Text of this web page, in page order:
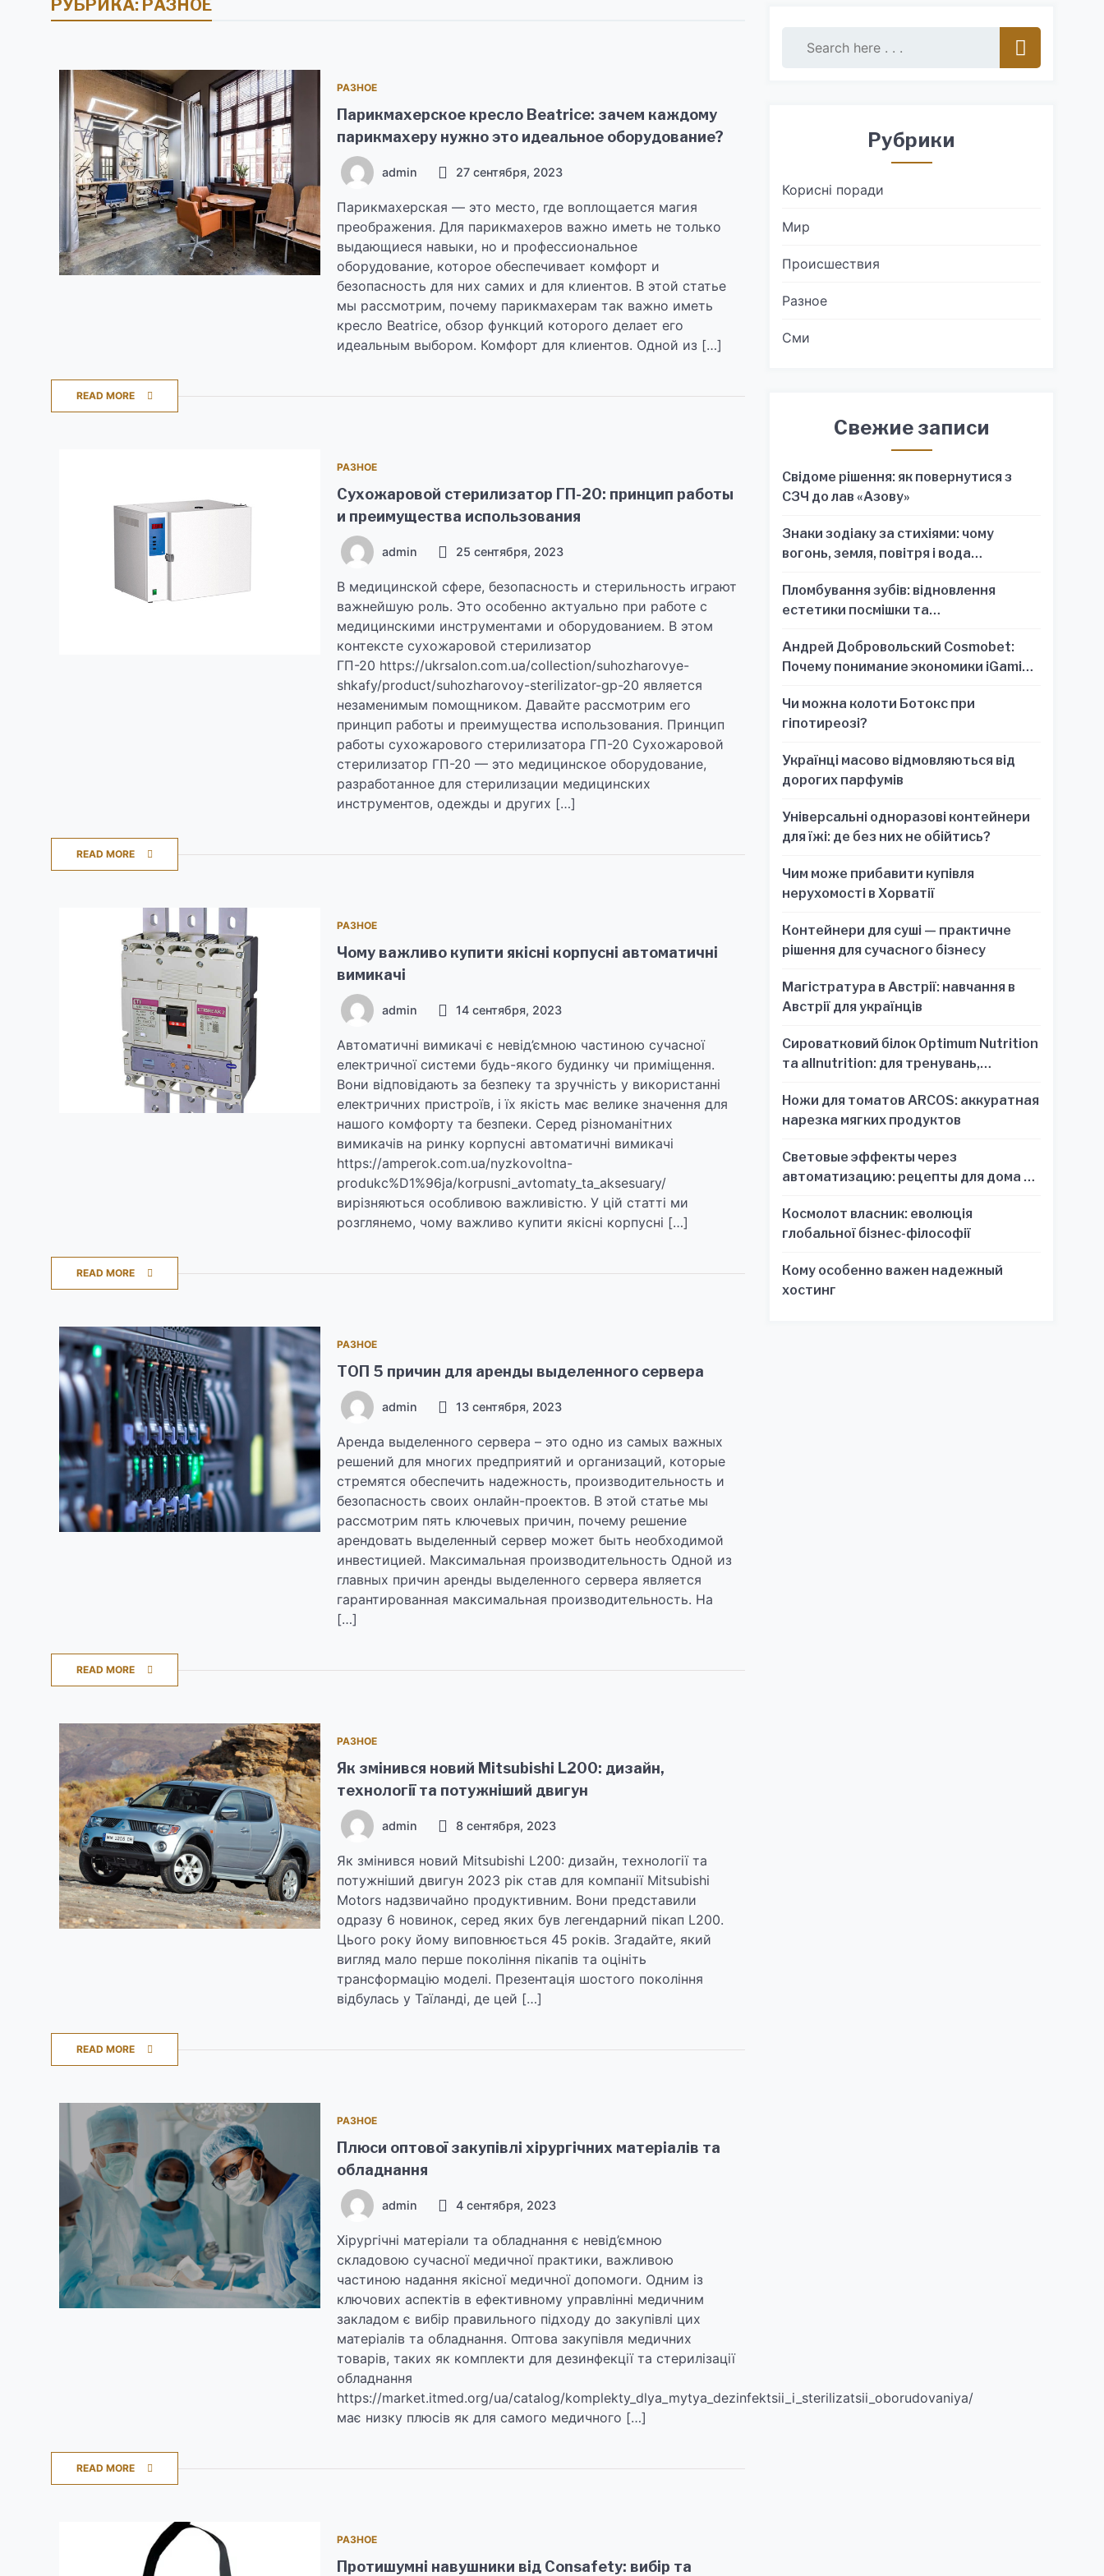
РУБРИКА: РАЗНОЕ
РАЗНОЕ
Парикмахерское кресло Beatrice: зачем каждому
парикмахеру нужно это идеальное оборудование?
admin 27 сентября, 2023
Парикмахерская — это место, где воплощается магия
преображения. Для парикмахеров важно иметь не только
выдающиеся навыки, но и профессиональное
оборудование, которое обеспечивает комфорт и
безопасность для них самих и для клиентов. В этой статье
мы рассмотрим, почему парикмахерам так важно иметь
кресло Beatrice, обзор функций которого делает его
идеальным выбором. Комфорт для клиентов. Одной из […]
READ MORE
РАЗНОЕ
Сухожаровой стерилизатор ГП-20: принцип работы
и преимущества использования
admin 25 сентября, 2023
В медицинской сфере, безопасность и стерильность играют
важнейшую роль. Это особенно актуально при работе с
медицинскими инструментами и оборудованием. В этом
контексте сухожаровой стерилизатор
ГП-20 https://ukrsalon.com.ua/collection/suhozharovye-
shkafy/product/suhozharovoy-sterilizator-gp-20 является
незаменимым помощником. Давайте рассмотрим его
принцип работы и преимущества использования. Принцип
работы сухожарового стерилизатора ГП-20 Сухожаровой
стерилизатор ГП-20 — это медицинское оборудование,
разработанное для стерилизации медицинских
инструментов, одежды и других […]
READ MORE
РАЗНОЕ
Чому важливо купити якісні корпусні автоматичні
вимикачі
admin 14 сентября, 2023
Автоматичні вимикачі є невід’ємною частиною сучасної
електричної системи будь-якого будинку чи приміщення.
Вони відповідають за безпеку та зручність у використанні
електричних пристроїв, і їх якість має велике значення для
нашого комфорту та безпеки. Серед різноманітних
вимикачів на ринку корпусні автоматичні вимикачі
https://amperok.com.ua/nyzkovoltna-
produkc%D1%96ja/korpusni_avtomaty_ta_aksesuary/
вирізняються особливою важливістю. У цій статті ми
розглянемо, чому важливо купити якісні корпусні […]
READ MORE
РАЗНОЕ
ТОП 5 причин для аренды выделенного сервера
admin 13 сентября, 2023
Аренда выделенного сервера – это одно из самых важных
решений для многих предприятий и организаций, которые
стремятся обеспечить надежность, производительность и
безопасность своих онлайн-проектов. В этой статье мы
рассмотрим пять ключевых причин, почему решение
арендовать выделенный сервер может быть необходимой
инвестицией. Максимальная производительность Одной из
главных причин аренды выделенного сервера является
гарантированная максимальная производительность. На
[…]
READ MORE
РАЗНОЕ
Як змінився новий Mitsubishi L200: дизайн,
технології та потужніший двигун
admin 8 сентября, 2023
Як змінився новий Mitsubishi L200: дизайн, технології та
потужніший двигун 2023 рік став для компанії Mitsubishi
Motors надзвичайно продуктивним. Вони представили
одразу 6 новинок, серед яких був легендарний пікап L200.
Цього року йому виповнюється 45 років. Згадайте, який
вигляд мало перше покоління пікапів та оцініть
трансформацію моделі. Презентація шостого покоління
відбулась у Таїланді, де цей […]
READ MORE
РАЗНОЕ
Плюси оптової закупівлі хірургічних матеріалів та
обладнання
admin 4 сентября, 2023
Хірургічні матеріали та обладнання є невід’ємною
складовою сучасної медичної практики, важливою
частиною надання якісної медичної допомоги. Одним із
ключових аспектів в ефективному управлінні медичним
закладом є вибір правильного підходу до закупівлі цих
матеріалів та обладнання. Оптова закупівля медичних
товарів, таких як комплекти для дезинфекції та стерилізації
обладнання
https://market.itmed.org/ua/catalog/komplekty_dlya_mytya_dezinfektsii_i_sterilizatsii_oborudovaniya/
має низку плюсів як для самого медичного […]
READ MORE
РАЗНОЕ
Протишумні навушники від Consafety: вибір та
Рубрики
Корисні поради
Мир
Происшествия
Разное
Сми
Свежие записи
Свідоме рішення: як повернутися з
СЗЧ до лав «Азову»
Знаки зодіаку за стихіями: чому
вогонь, земля, повітря і вода
знак
Пломбування зубів: відновлення
естетики посмішки та
Андрей Добровольский Cosmobet:
Почему понимание экономики iGaming
решений
Чи можна колоти Ботокс при
гіпотиреозі?
Українці масово відмовляються від
дорогих парфумів
Універсальні одноразові контейнери
для їжі: де без них не обійтись?
Чим може прибавити купівля
нерухомості в Хорватії
Контейнери для суші — практичне
рішення для сучасного бізнесу
Магістратура в Австрії: навчання в
Австрії для українців
Сироватковий білок Optimum Nutrition
та allnutrition: для тренувань,
Ножи для томатов ARCOS: аккуратная
нарезка мягких продуктов
Световые эффекты через
автоматизацию: рецепты для дома и
Космолот власник: еволюція
глобальної бізнес-філософії
Кому особенно важен надежный
хостинг